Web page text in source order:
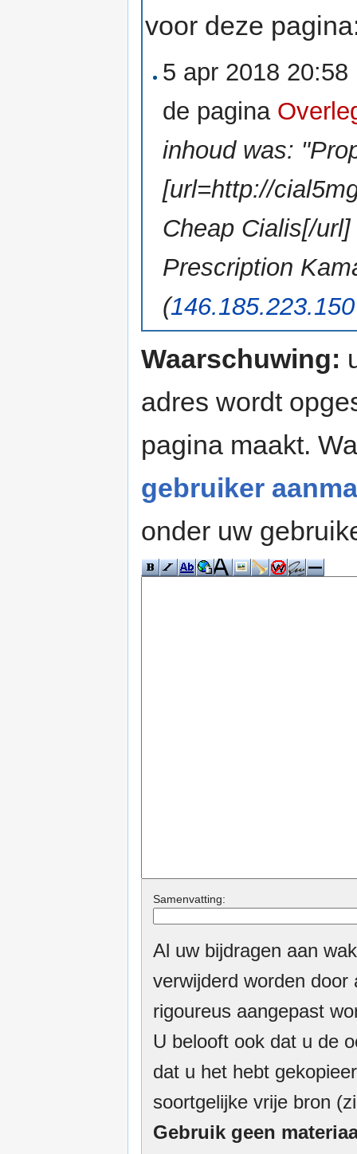
voor deze
5 apr 2018 20:58
de pagina
inhoud was:
[url=http://
Cheap Cialis[/
Prescription
(146.185.223.150
Waarschuwing:
adres wordt
pagina maakt.
gebruiker
onder uw
Samenvatting:
Al uw bijdragen aan
verwijderd worden
rigoureus aangepast
U belooft ook dat u de
dat u het hebt
soortgelijke vrije bron
Gebruik geen